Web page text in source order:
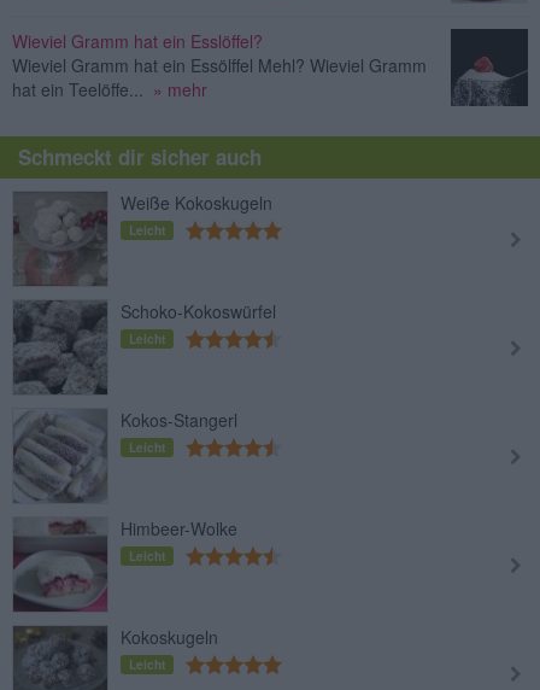
Wieviel Gramm hat ein Esslöffel?
Wieviel Gramm hat ein Essölffel Mehl? Wieviel Gramm
hat ein Teelöffe...
» mehr
Schmeckt dir sicher auch
Weiße Kokoskugeln
Leicht
Schoko-Kokoswürfel
Leicht
Kokos-Stangerl
Leicht
Himbeer-Wolke
Leicht
Kokoskugeln
Leicht